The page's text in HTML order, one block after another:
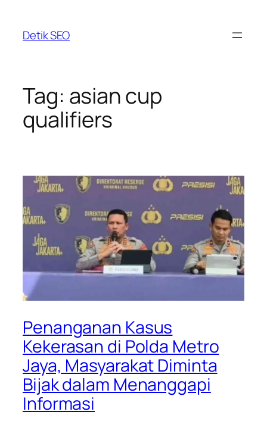
content
Detik SEO
Tag: asian cup
qualifiers
Penanganan Kasus
Kekerasan di Polda Metro
Jaya, Masyarakat Diminta
Bijak dalam Menanggapi
Informasi